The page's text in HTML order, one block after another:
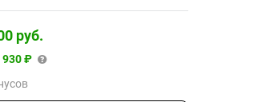
руб.
930 ₽